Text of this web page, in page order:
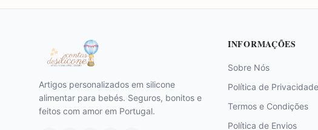
Artigos personalizados em silicone
alimentar para bebés. Seguros, bonitos e
feitos com amor em Portugal.
INFORMAÇÕES
Sobre Nós
Política de Privacidade
Termos e Condições
Política de Envios